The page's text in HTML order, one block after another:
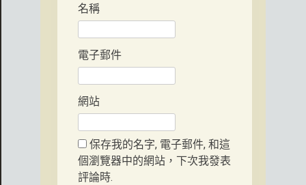
名稱
電子郵件
網站
保存我的名字, 電子郵件, 和這
個瀏覽器中的網站，下次我發表
評論時.